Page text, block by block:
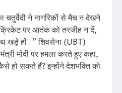
चतुर्वेदी ने नागरिकों से मैच न देखने
पर आतंक को तरजीह न दें,
खड़े हों।” शिवसेना (UBT)
मोदी पर हमला करते हुए कहा,
हो सकते हैं? इन्होंने देशभक्ति को